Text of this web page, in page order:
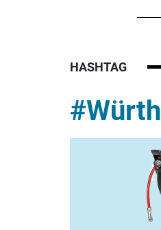
HASHTAG
#Würth